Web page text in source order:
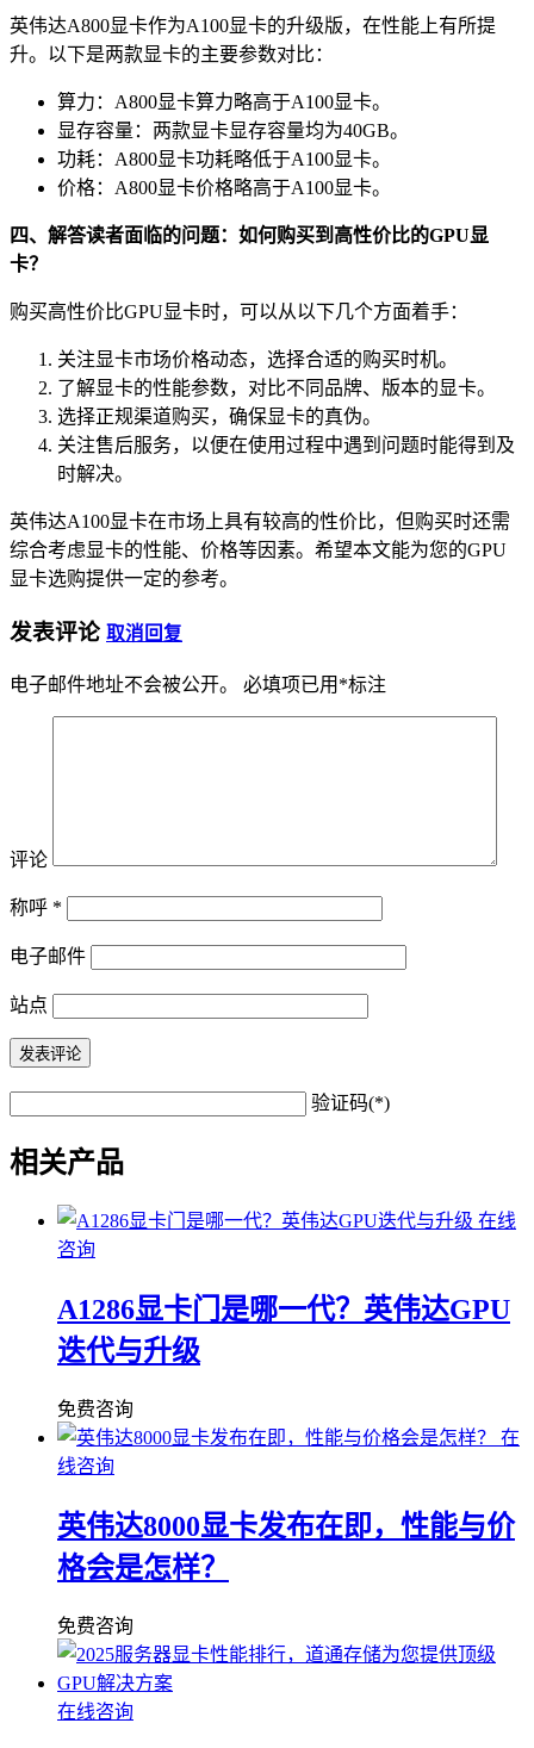
英伟达A800显卡作为A100显卡的升级版，在性能上有所提
升。以下是两款显卡的主要参数对比：
算力：A800显卡算力略高于A100显卡。
显存容量：两款显卡显存容量均为40GB。
功耗：A800显卡功耗略低于A100显卡。
价格：A800显卡价格略高于A100显卡。
四、解答读者面临的问题：如何购买到高性价比的GPU显
卡？
购买高性价比GPU显卡时，可以从以下几个方面着手：
关注显卡市场价格动态，选择合适的购买时机。
了解显卡的性能参数，对比不同品牌、版本的显卡。
选择正规渠道购买，确保显卡的真伪。
关注售后服务，以便在使用过程中遇到问题时能得到及
时解决。
英伟达A100显卡在市场上具有较高的性价比，但购买时还需
综合考虑显卡的性能、价格等因素。希望本文能为您的GPU
显卡选购提供一定的参考。
发表评论 取消回复
电子邮件地址不会被公开。 必填项已用 *标注
评论
称呼 *
电子邮件
站点
验证码(*)
相关产品
在线
咨询
A1286显卡门是哪一代？英伟达GPU
迭代与升级
免费咨询
在
线咨询
英伟达8000显卡发布在即，性能与价
格会是怎样？
免费咨询
在线咨询